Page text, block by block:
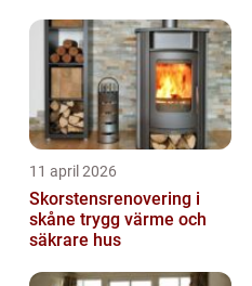
11 april 2026
Skorstensrenovering i
skåne trygg värme och
säkrare hus